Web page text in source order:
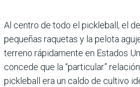
Al centro de todo el pickleball, el
pequeñas raquetas y la pelota
terreno rápidamente en Estados
concede que la “particular”
pickleball era un caldo de cultivo